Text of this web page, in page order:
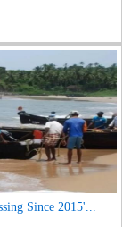
Since 2015'...